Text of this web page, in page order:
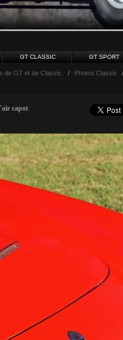
GT CLASSIC GT SPORT
de GT et de Classic. / Photos Classic
capot